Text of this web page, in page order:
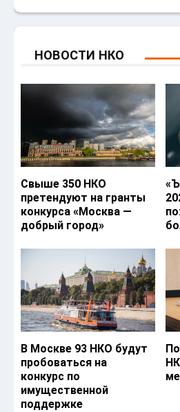
НОВОСТИ НКО
Свыше 350 НКО
претендуют на гранты
конкурса «Москва —
добрый город»
В Москве 93 НКО будут
пробоваться на
конкурс по
имущественной
поддержке